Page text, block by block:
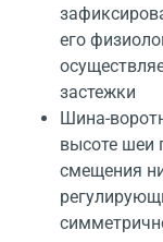
его
застежки
Шина-
высоте шеи
смещения